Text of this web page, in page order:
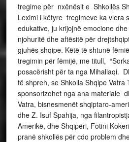
tregime për nxënësit e Shkollës
Leximi i këtyre tregimeve ka vlera
edukative, ju krijojnë emocione
njohuritë dhe aftësitë për
gjuhës shqipe. Këtë të shtunë
tregimin për fëmijë, me titull,
posacërisht për ta nga Mihallaqi.
të shpreh, se Shkolla Shqipe Vatra
sponsorizohet nga ana materiale
Vatra, bisnesmenët shqiptaro-
dhe Z. Isuf Spahija, nga
Amerikë, dhe Shqipëri, Fotini
pranë shkollës për cdo problem